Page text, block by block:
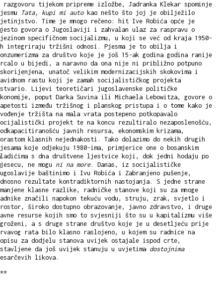
razgovoru tijekom pripreme izložbe, Jadranka Klekar spominje
Tata, kupi mi autokao nešto što joj je obilježilo
Time je mnogo rečeno: hit Ive Robića opće je
govora o Jugoslaviji i zahvalan ulaz za raspravu o
specifičnom socijalizmu, u koji se već od kraja 1950-
integriraju tržišni odnosi. Pjesma je to obilja i
za društvo koje je još 15-ak godina godina ranije
u bijedi, a naravno da ona nije ni približno potpuno
unatoč velikim modernizacijskih skokovima i
rastu koji je zamah socijalističkog projekta
Lijevi teoretičari jugoslavenske političke
poput Darka Suvina ili Michaela Lebowitza, govore o
između tržišnog i planskog pristupa i o tome kako je
tržišta na mala vrata postepeno potkopavalo
projekt te na koncu rezultiralo nezaposlenošću,
javnih resursa, ekonomskim krizama,
klasnih nejednakosti. Tako dolazimo do nekih drugih
koje odjekuju 1980-ima, primjerice one o bosanskim
s dna društvene ljestvice koji, dok jedni hodaju po
ne mogu ni na more. Danas, iz socijalističke
baštinimo i Ivu Robića i Zabranjeno pušenje,
rezultate kontradiktornih nastojanja. S jedne strane
klasne razlike, radničke stanove koji su za mnoge
značili napokon tekuću vodu, struju, zrak, svjetlo i
široko dostupno obrazovanje, javno zdravstvo, i druge
resurse kojih smo to svjesniji što su u kapitalizmu više
a s druge strane društvo koje je u desetljeću prije
rata bilo klasno raslojeno, u kojem su radnice na
za dodjelu stanova uvijek ostajale ispod crte,
da još uvijek stanuju u uvjetima dostojnima
likova.